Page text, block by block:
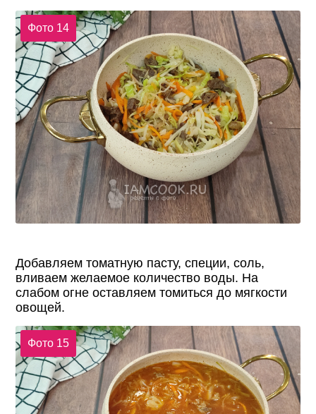
Фото 14
Добавляем томатную пасту, специи, соль,
вливаем желаемое количество воды. На
слабом огне оставляем томиться до мягкости
овощей.
Фото 15